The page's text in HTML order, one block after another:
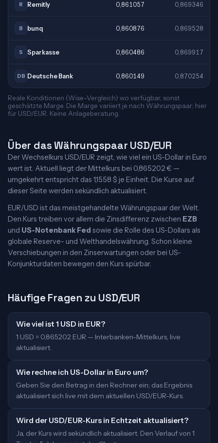
R Remitly 0,861057 0,869346
B bunq 0,860876 0,869528
S Sparkasse 0,860486 0,869917
DB Deutsche Bank 0,860149 0,870254
Reale Konditionen (Wise-Vergleich) wo verfügbar, sonst
geschätzte Marge. Die Marge variiert je nach Währungspaar; hier
für USD/EUR. Keine Anlageberatung.
Über das Währungspaar USD/EUR
Der Wechselkurs USD/EUR zeigt, wie viel ein US-Dollar in Euro
wert ist. Aktuell liegt der Mittelkurs bei 0,865202 € —
umgekehrt entspricht das 1,1558 $ je Einheit. Die Kurse auf
dieser Seite werden sekündlich aktualisiert.
EUR/USD ist das meistgehandelte Währungspaar der Welt.
Den Kurs treiben vor allem die Zinsdifferenz zwischen EZB
und US-Notenbank Fed sowie die Rolle des US-Dollars als
globale Reserve- und Welthandelswährung. Schon kleine
Verschiebungen in den Zinserwartungen oder bei US-
Konjunkturdaten bewegen den Kurs spürbar.
Häufige Fragen zu USD/EUR
Wie viel ist 1 USD in EUR?
1 USD = 0,865202 EUR — Interbanken-Mittelkurs, live
aktualisiert.
Wie rechne ich US-Dollar in Euro um?
Geben Sie den Betrag in den Rechner ein; das Ergebnis
aktualisiert sich live mit dem aktuellen USD/EUR-Kurs.
Wird der USD/EUR-Kurs in Echtzeit aktualisiert?
Ja, der Kurs wird sekündlich aktualisiert. Den Verlauf von 1